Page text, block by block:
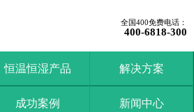
全国400免费电话：
400-6818-300
恒温恒湿产品 解决方案
成功案例 新闻中心